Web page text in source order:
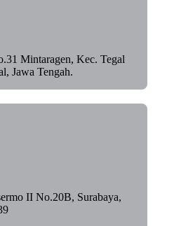
Mintaragen, Kec. Tegal
Jawa Tengah.
II No.20B, Surabaya,